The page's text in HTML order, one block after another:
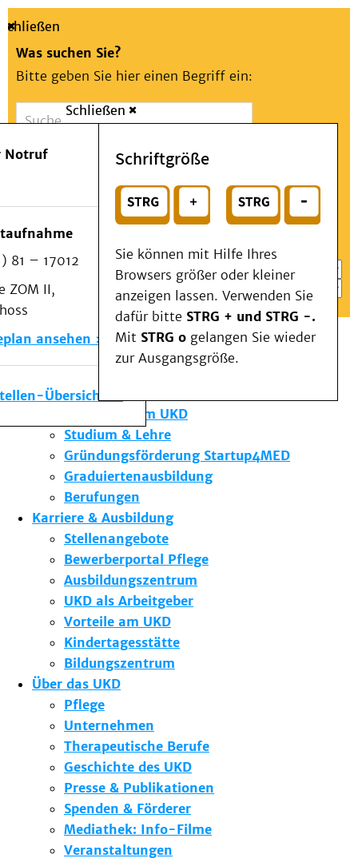
Suche
Schließen
Was suchen Sie?
Bitte geben Sie hier einen Begriff ein:
Suchen
oder
Wählen Sie ein Thema für Ihren Schnelleinstieg
Notfall
Schließen
Notruf
81 – 17012
ZOM II,
ansehen
Übersicht
Schriftgröße
Sie können mit Hilfe Ihres
Browsers größer oder kleiner
anzeigen lassen. Verwenden Sie
dafür bitte STRG + und STRG -.
Mit STRG o gelangen Sie wieder
zur Ausgangsgröße.
Menü
Patienten & Besucher
Kliniken/Institute/Zentren
Als Patient am UKD
Beratung und Unterstützung
Veranstaltungen
Kommunikation im Medizinwesen (KIM)
Notfall
Forschung & Lehre
Die Institute des UKD
Forschung am UKD
Studium & Lehre
Gründungsförderung Startup4MED
Graduiertenausbildung
Berufungen
Karriere & Ausbildung
Stellenangebote
Bewerberportal Pflege
Ausbildungszentrum
UKD als Arbeitgeber
Vorteile am UKD
Kindertagesstätte
Bildungszentrum
Über das UKD
Pflege
Unternehmen
Therapeutische Berufe
Geschichte des UKD
Presse & Publikationen
Spenden & Förderer
Mediathek: Info-Filme
Veranstaltungen